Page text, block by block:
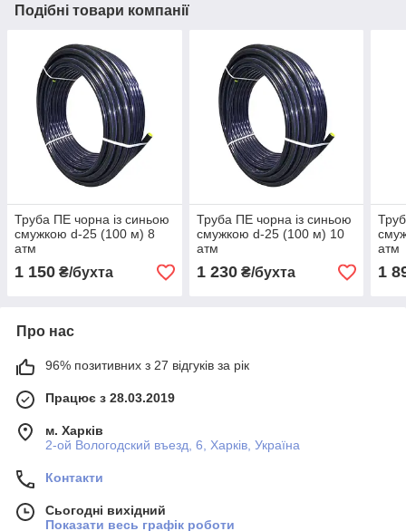
Подібні товари компанії
Труба ПЕ чорна із синьою
смужкою d-25 (100 м) 8
атм
1 150 ₴/бухта
Труба ПЕ чорна із синьою
смужкою d-25 (100 м) 10
атм
1 230₴/бухта
атм
1
Про нас
96% позитивних з 27 відгуків за рік
Працює з 28.03.2019
м. Харків
2-ой Вологодский въезд, 6, Харків, Україна
Контакти
Сьогодні вихідний
Показати весь графік роботи